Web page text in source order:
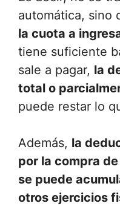
automática, sino
la cuota a
tiene suficiente
sale a pagar, la
total o
puede restar lo
Además, la
por la compra
se puede
otros ejercicios